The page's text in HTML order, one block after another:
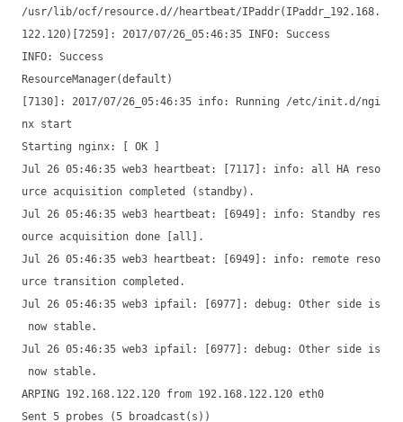
/usr/lib/ocf/resource.d//heartbeat/IPaddr(IPaddr_192.168.
122.120)[7259]: 2017/07/26_05:46:35 INFO: Success
INFO: Success
ResourceManager(default)
[7130]: 2017/07/26_05:46:35 info: Running /etc/init.d/ngi
nx start
Starting nginx: [ OK ]
Jul 26 05:46:35 web3 heartbeat: [7117]: info: all HA reso
urce acquisition completed (standby).
Jul 26 05:46:35 web3 heartbeat: [6949]: info: Standby res
ource acquisition done [all].
Jul 26 05:46:35 web3 heartbeat: [6949]: info: remote reso
urce transition completed.
Jul 26 05:46:35 web3 ipfail: [6977]: debug: Other side is
now stable.
Jul 26 05:46:35 web3 ipfail: [6977]: debug: Other side is
now stable.
ARPING 192.168.122.120 from 192.168.122.120 eth0
Sent 5 probes (5 broadcast(s))